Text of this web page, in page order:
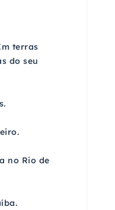
terras
do seu
no Rio de